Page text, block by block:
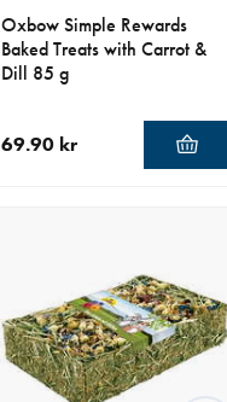
Oxbow Simple Rewards
Baked Treats with Carrot &
Dill 85 g
69.90 kr